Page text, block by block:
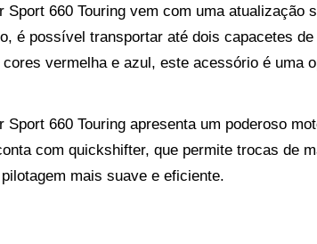
Sport 660 Touring vem com uma
é possível transportar até dois capacetes
vermelha e azul, este acessório é uma
Sport 660 Touring apresenta um poderoso
com quickshifter, que permite trocas de
mais suave e eficiente.